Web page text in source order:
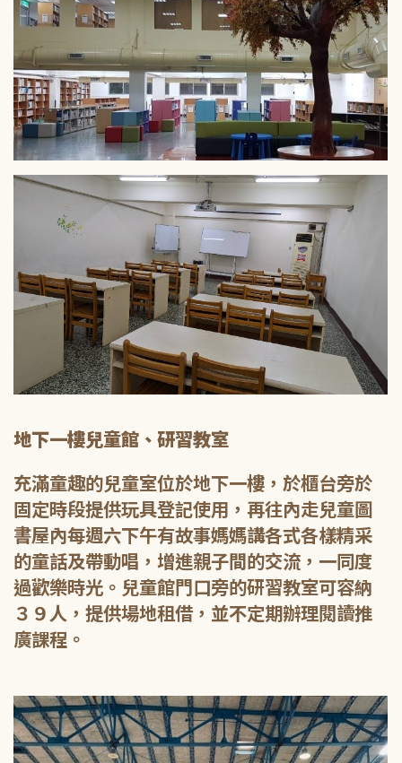
地下一樓兒童館、研習教室
充滿童趣的兒童室位於地下一樓，於櫃台旁於
固定時段提供玩具登記使用，再往內走兒童圖
書屋內每週六下午有故事媽媽講各式各樣精采
的童話及帶動唱，增進親子間的交流，一同度
過歡樂時光。兒童館門口旁的研習教室可容納
３９人，提供場地租借，並不定期辦理閱讀推
廣課程。